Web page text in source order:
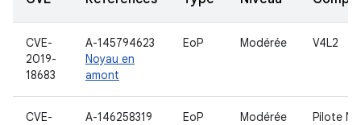
CVE-
2019-
18683
A-145794623
Noyau en
amont
EoP Modérée V4L2
CVE-
A-146258319
EoP Modérée Pilote